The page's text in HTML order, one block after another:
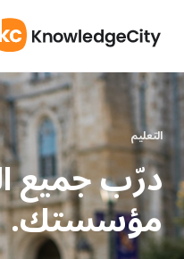
التعليم
درّب جميع
مؤسستك.